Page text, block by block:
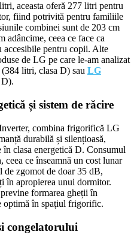
aceasta oferă 277 litri pentru
fiind potrivită pentru familiile
combinei sunt de 203 cm
adâncime, ceea ce face ca
accesibile pentru copii. Alte
de LG pe care le-am analizat
(384 litri, clasa D) sau LG
și sistem de răcire
combina frigorifică LG
durabilă și silențioasă,
clasa energetică D. Consumul
ceea ce înseamnă un cost lunar
zgomot de doar 35 dB,
în apropierea unui dormitor.
formarea gheții în
optimă în spațiul frigorific.
congelatorului